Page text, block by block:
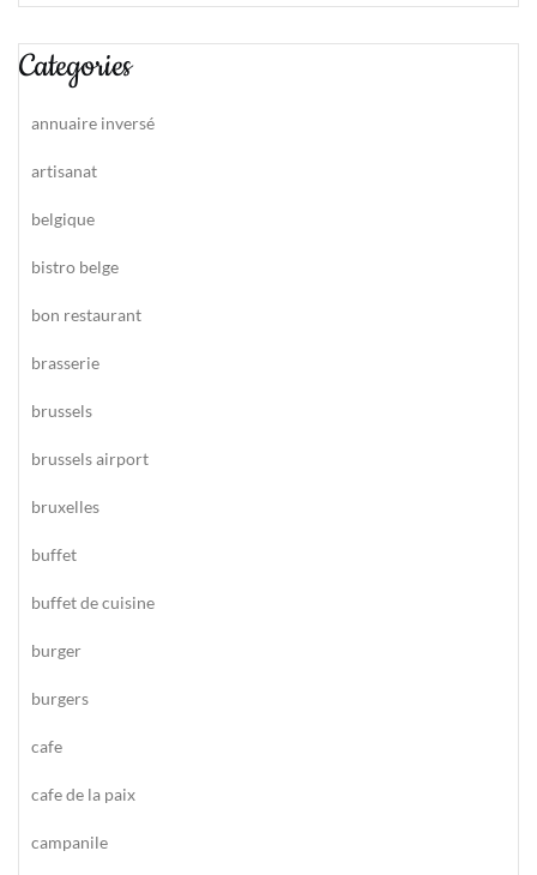
Categories
annuaire inversé
artisanat
belgique
bistro belge
bon restaurant
brasserie
brussels
brussels airport
bruxelles
buffet
buffet de cuisine
burger
burgers
cafe
cafe de la paix
campanile